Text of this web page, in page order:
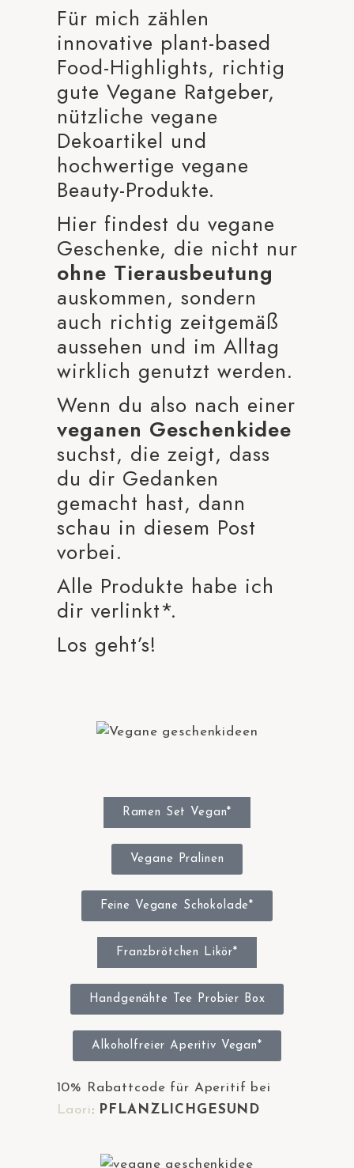
Für mich zählen
innovative plant-based
Food-Highlights, richtig
gute Vegane Ratgeber,
nützliche vegane
Dekoartikel und
hochwertige vegane
Beauty-Produkte.
Hier findest du vegane
Geschenke, die nicht nur
ohne Tierausbeutung
auskommen, sondern
auch richtig zeitgemäß
aussehen und im Alltag
wirklich genutzt werden.
Wenn du also nach einer
veganen Geschenkidee
suchst, die zeigt, dass
du dir Gedanken
gemacht hast, dann
schau in diesem Post
vorbei.
Alle Produkte habe ich
dir verlinkt*.
Los geht’s!
Ramen Set Vegan*
Vegane Pralinen
Feine Vegane Schokolade*
Franzbrötchen Likör*
Handgenähte Tee Probier Box
Alkoholfreier Aperitiv Vegan*
10% Rabattcode für Aperitif bei
Laori: PFLANZLICHGESUND